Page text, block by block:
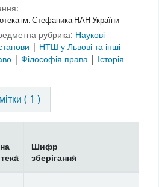
ім. Стефаника НАН України
рубрика: Наукові
| НТШ у Львові та інші
| Філософія права | Історія
( 1 )
Шифр
зберігання